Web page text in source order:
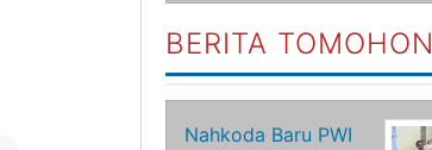
BERITA TOMOHON
Nahkoda Baru PWI